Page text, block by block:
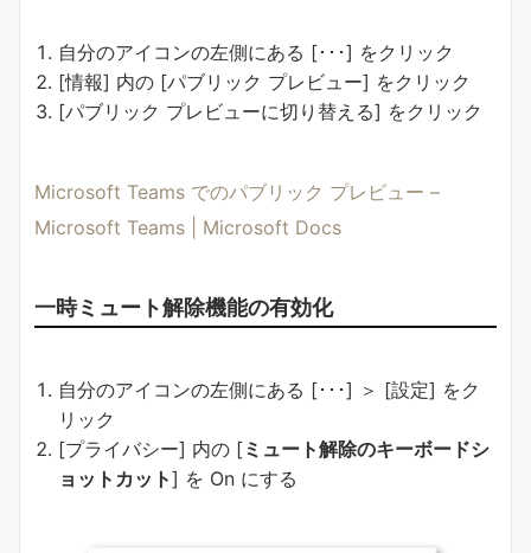
自分のアイコンの左側にある [･･･] をクリック
[情報] 内の [パブリック プレビュー] をクリック
[パブリック プレビューに切り替える] をクリック
Microsoft Teams でのパブリック プレビュー –
Microsoft Teams | Microsoft Docs
一時ミュート解除機能の有効化
自分のアイコンの左側にある [･･･] ＞ [設定] をク
リック
[プライバシー] 内の [ミュート解除のキーボードシ
ョットカット] を On にする